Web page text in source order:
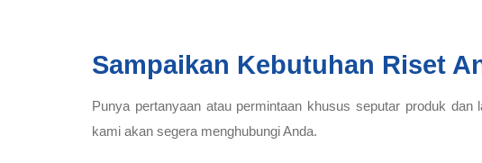
Sampaikan Kebutuhan Riset
Punya pertanyaan atau permintaan khusus seputar produk dan
kami akan segera menghubungi Anda.